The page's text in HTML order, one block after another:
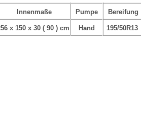
Innenmaße Pumpe Bereifung
x 150 x 30 ( 90 ) cm Hand 195/50R13